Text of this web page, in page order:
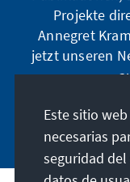
Projekte
Annegret
jetzt unseren
Este sitio
necesarias
seguridad